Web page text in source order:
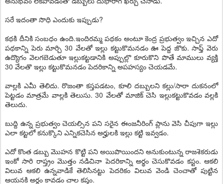
సరే ఇదంతా సొధి ఎందుకు ఇప్పుడు?
కథకి దీనికి సంబధం ఉంది.ఇందిరమ్మ పథకం అంటూ కెంద్ర ప్రభుత్వం ఇచ్చిన ఎదో
పథకాన్ని పెరు మార్చి 30 వేలతో ఇల్లు కట్టుకొమనడం ఊ పెద్ద జొకు. సాఫ్త్ వెరు
ఉద్యొగం వెలగబెడుతూ ఇల్లుకట్టడానికి అప్పుల్లొ కూరుకొని పొతే మాములు వ్యక్తి
30 వేలతొ ఇల్లు కట్టుకొమనడం పెదరికాన్ని అపహస్యం చెయడమే.
వాల్లకి ఎమీ తెలిదు. రొజంతా కస్తపడటం, కూలి దబ్బులని కల్లు/సారా దుకనంలో
పెట్టడం మాత్రమే వాల్లకి తెలుసు. 30 వేలతో మాజిక్ చెసి ఇల్లుకట్టుకొవడం వల్లకి
తెలుదు.
బుద్ది ఉన్న ప్రభుత్వం చెయల్సిన పని సరైన ఈంజనీరింగ్ ప్లాను వెసి చీపుగా ఇల్లు
ఎలా కట్టలో కనుక్కొని ఎన్నికచెసిన అర్హులకి ఇల్లు కట్టి ఇవ్వడం.
ఎదో కొంత డబ్బు మొహన కొట్టి పని అయిపొయిందని అనుకుంటున్న రాజశెకరుడు
ఇంకో సారి రాష్త్రం మొత్తం నడిచినా పెదరికాన్ని అర్థం చెసుకొవడం కస్టం. ఆకలి
విలువ ఆకలి ఉన్నవాడికే తెలిసినట్టు పెదరికం విలువ వెండి చెంచాతో పుట్టిన
ఆయనకి అర్థం కావడం చాల కష్తం.